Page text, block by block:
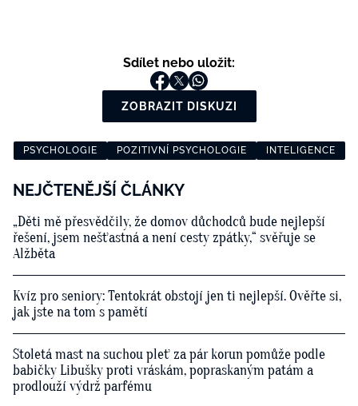
Sdílet nebo uložit:
ZOBRAZIT DISKUZI
PSYCHOLOGIE POZITIVNÍ PSYCHOLOGIE INTELIGENCE
NEJČTENĚJŠÍ ČLÁNKY
„Děti mě přesvědčily, že domov důchodců bude nejlepší
řešení, jsem nešťastná a není cesty zpátky,“ svěřuje se
Alžběta
Kvíz pro seniory: Tentokrát obstojí jen ti nejlepší. Ověřte si,
jak jste na tom s pamětí
Stoletá mast na suchou pleť za pár korun pomůže podle
babičky Libušky proti vráskám, popraskaným patám a
prodlouží výdrž parfému